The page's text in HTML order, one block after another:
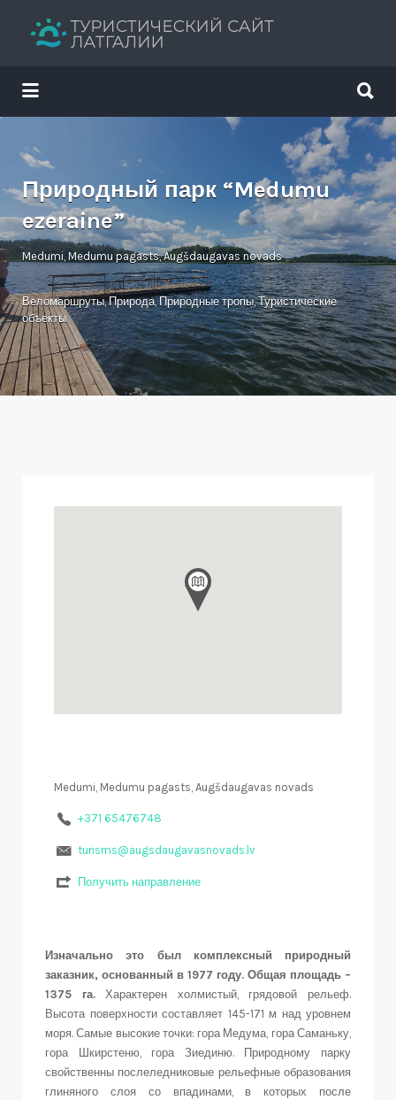
Путеводитель твоего отдыха
Искать:
Природный парк “Medumu
ezeraine”
Medumi, Medumu pagasts, Augšdaugavas novads
Веломаршруты,Природа,Природные тропы,Туристические
объекты
Medumi, Medumu pagasts, Augšdaugavas novads
+371 65476748
turisms@augsdaugavasnovads.lv
Получить направление
Изначально это был комплексный природный
заказник, основанный в 1977 году. Общая площадь –
1375 га.Характерен холмистый, грядовой рельеф.
Высота поверхности составляет 145-171 м над уровнем
моря. Самые высокие точки: гора Медума, гора Саманьку,
гора Шкирстеню, гора Зиединю. Природному парку
свойственны послеледниковые рельефные образования
глиняного слоя со впадинами, в которых после